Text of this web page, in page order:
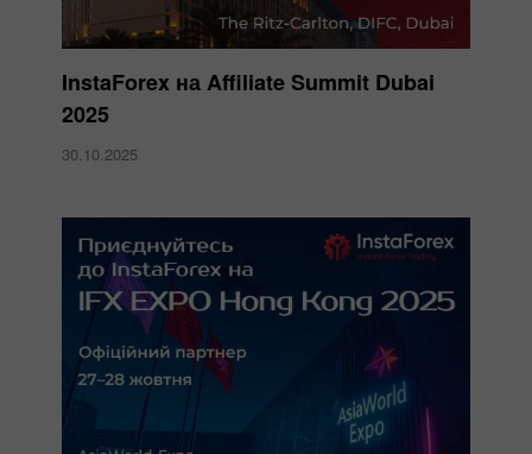
InstaForex на Affiliate Summit Dubai
2025
30.10.2025